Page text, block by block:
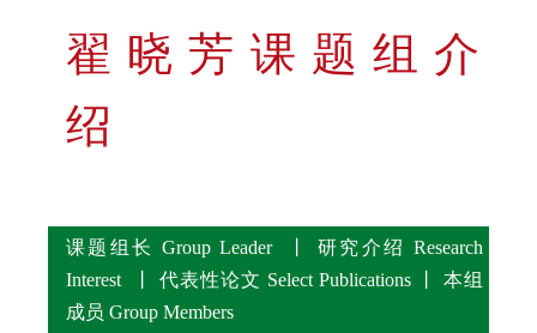
翟晓芳课题组介
绍
课题组长 Group Leader 丨 研究介绍 Research
Interest 丨 代表性论文 Select Publications 丨 本组
成员 Group Members